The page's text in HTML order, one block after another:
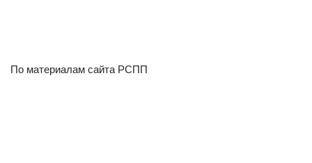
По материалам сайта РСПП